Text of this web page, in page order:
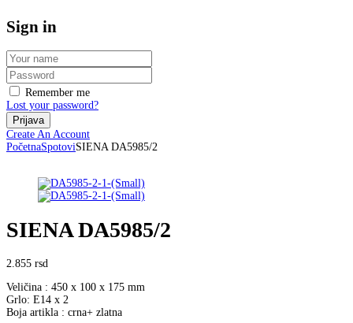
Sign in
Remember me
Lost your password?
Create An Account
PočetnaSpotoviSIENA DA5985/2
SIENA DA5985/2
2.855 rsd
Veličina : 450 x 100 x 175 mm
Grlo: E14 x 2
Boja artikla : crna+ zlatna